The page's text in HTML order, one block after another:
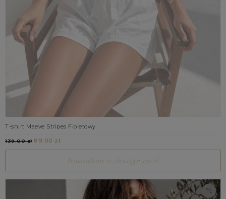
T-shirt Maeve Stripes Fioletowy
139.00 zł89.00 zł
Powiadom o dostępności!